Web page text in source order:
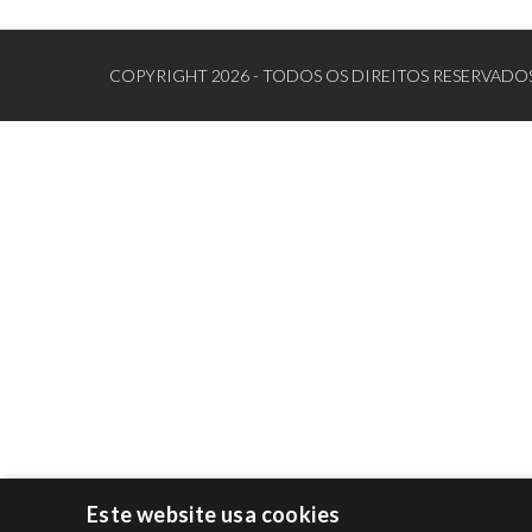
COPYRIGHT 2026 - TODOS OS DIREITOS
Este website usa cookies